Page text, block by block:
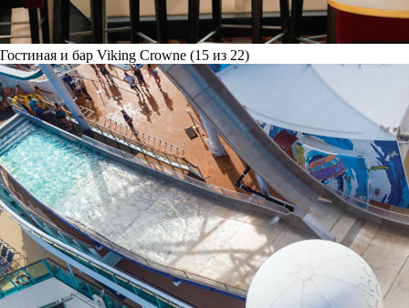
Гостиная и бар Viking Crowne (15 из 22)